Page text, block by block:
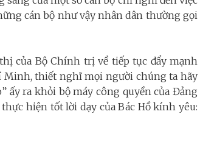
cán bộ như vậy nhân dân thường gọi
của Bộ Chính trị về tiếp tục đẩy mạnh
Minh, thiết nghĩ mọi người chúng ta hãy
ấy ra khỏi bộ máy công quyền của Đảng
hiện tốt lời dạy của Bác Hồ kính yêu: